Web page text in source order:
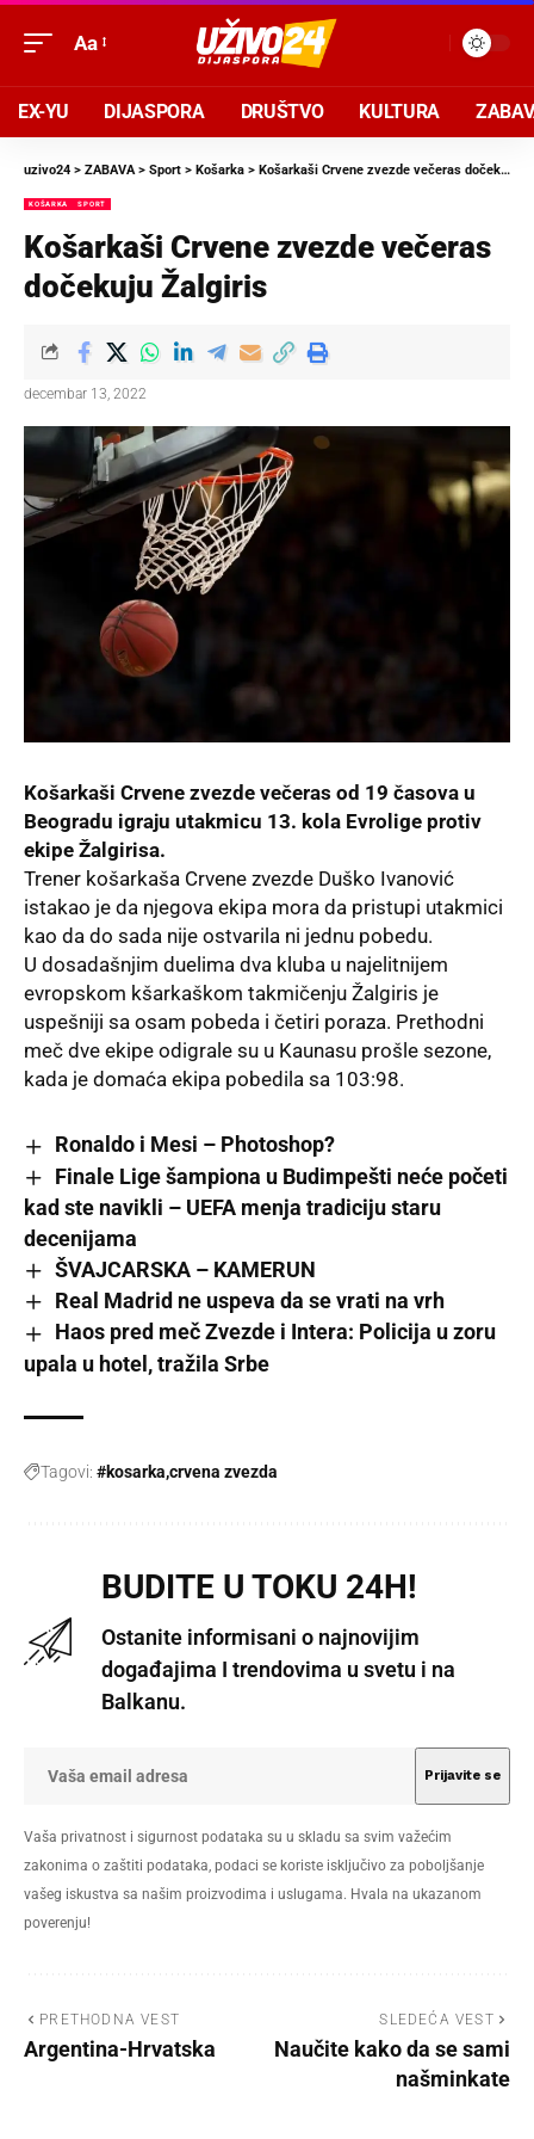
Aa
EX-YU DIJASPORA DRUŠTVO KULTURA
uzivo24 > ZABAVA> Sport > Košarka > Košarkaši Crvene zvezde večeras dočekuju Žalgiris
KOŠARKA SPORT
Košarkaši Crvene zvezde večeras
dočekuju Žalgiris
decembar 13, 2022
Košarkaši Crvene zvezde večeras od 19 časova u
Beogradu igraju utakmicu 13. kola Evrolige protiv
ekipe Žalgirisa.
Trener košarkaša Crvene zvezde Duško Ivanović
istakao je da njegova ekipa mora da pristupi utakmici
kao da do sada nije ostvarila ni jednu pobedu.
U dosadašnjim duelima dva kluba u najelitnijem
evropskom kšarkaškom takmičenju Žalgiris je
uspešniji sa osam pobeda i četiri poraza. Prethodni
meč dve ekipe odigrale su u Kaunasu prošle sezone,
kada je domaća ekipa pobedila sa 103:98.
Ronaldo i Mesi – Photoshop?
Finale Lige šampiona u Budimpešti neće početi
kad ste navikli – UEFA menja tradiciju staru
decenijama
ŠVAJCARSKA – KAMERUN
Real Madrid ne uspeva da se vrati na vrh
Haos pred meč Zvezde i Intera: Policija u zoru
upala u hotel, tražila Srbe
Tagovi: #kosarka crvena zvezda
BUDITE U TOKU 24H!
Ostanite informisani o najnovijim
događajima I trendovima u svetu i na
Balkanu.
Vaša privatnost i sigurnost podataka su u skladu sa svim važećim
zakonima o zaštiti podataka, podaci se koriste isključivo za poboljšanje
vašeg iskustva sa našim proizvodima i uslugama. Hvala na ukazanom
poverenju!
PRETHODNA VEST
Argentina-Hrvatska
SLEDEĆA VEST
Naučite kako da se sami
našminkate